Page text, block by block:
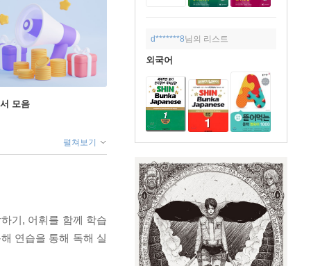
d*******8님의 리스트
외국어
모음
펼쳐보기
기, 어휘를 함께 학습
연습을 통해 독해 실